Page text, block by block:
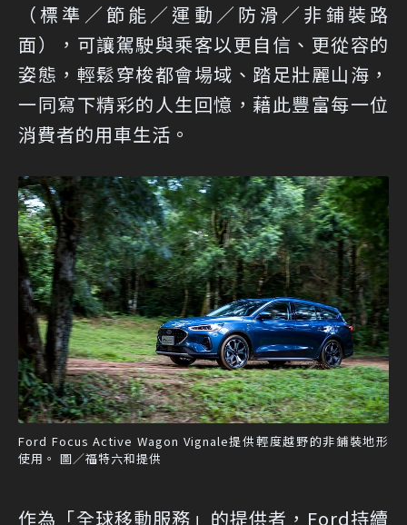
（標準／節能／運動／防滑／非鋪裝路
面），可讓駕駛與乘客以更自信、更從容的
姿態，輕鬆穿梭都會場域、踏足壯麗山海，
一同寫下精彩的人生回憶，藉此豐富每一位
消費者的用車生活。
Ford Focus Active Wagon Vignale提供輕度越野的非鋪裝地形
使用。 圖／福特六和提供
作為「全球移動服務」的提供者，Ford持續